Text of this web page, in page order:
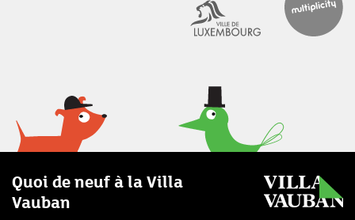
Quoi de neuf à la Villa
Vauban